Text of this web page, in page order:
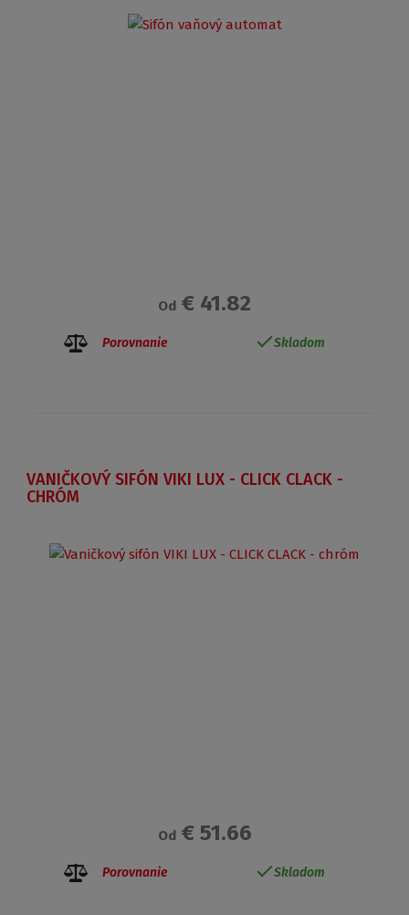
Od € 41.82
Porovnanie Skladom
VANIČKOVÝ SIFÓN VIKI LUX - CLICK CLACK -
CHRÓM
Od€ 51.66
Porovnanie Skladom